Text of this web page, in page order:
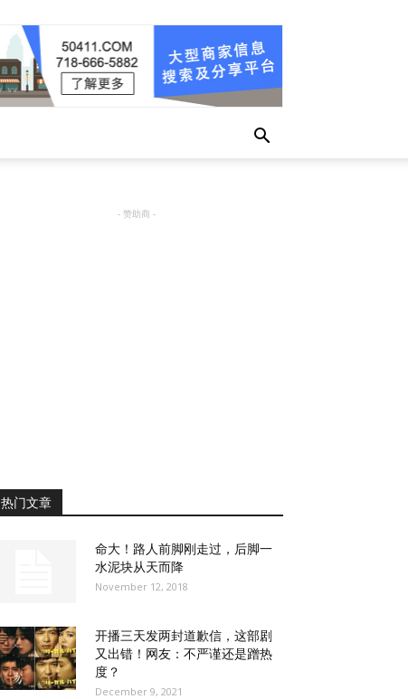
- 赞助商 -
热门文章
命大！路人前脚刚走过，后脚一
水泥块从天而降
November 12, 2018
开播三天发两封道歉信，这部剧
又出错！网友：不严谨还是蹭热
度？
December 9, 2021